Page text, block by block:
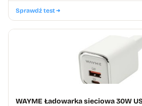
Sprawdź test
WAYME Ładowarka sieciowa 30W